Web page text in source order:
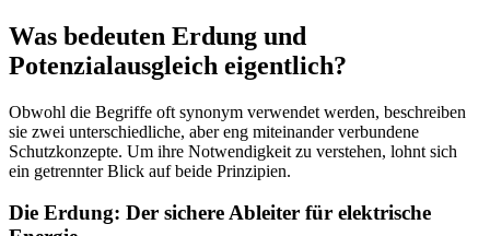
Was bedeuten Erdung und
Potenzialausgleich eigentlich?
Obwohl die Begriffe oft synonym verwendet werden, beschreiben
sie zwei unterschiedliche, aber eng miteinander verbundene
Schutzkonzepte. Um ihre Notwendigkeit zu verstehen, lohnt sich
ein getrennter Blick auf beide Prinzipien.
Die Erdung: Der sichere Ableiter für elektrische